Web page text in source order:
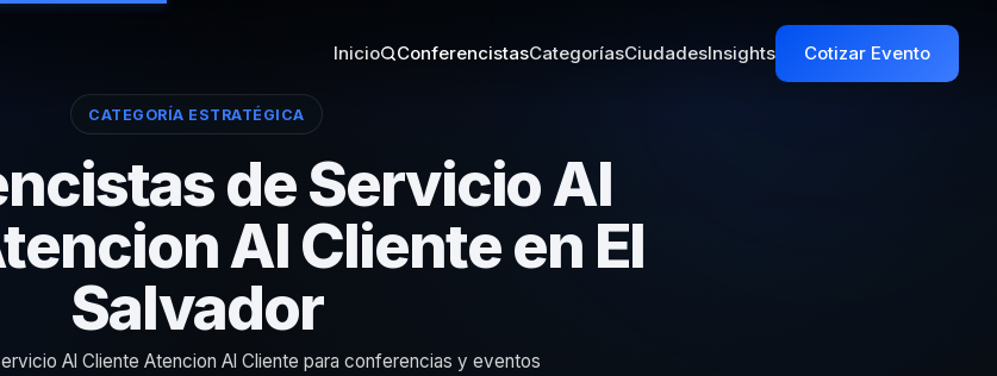
Inicio ConferencistasCategoríasCiudadesInsights Cotizar Evento
CATEGORÍA ESTRATÉGICA
de Servicio Al
Al Cliente en El
Salvador
Al Cliente Atencion Al Cliente para conferencias y eventos